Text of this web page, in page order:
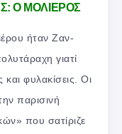
Ο ΜΟΛΙΕΡΟΣ
ήταν Ζαν-
γιατί
και φυλακίσεις. Οι
παρισινή
που σατίριζε